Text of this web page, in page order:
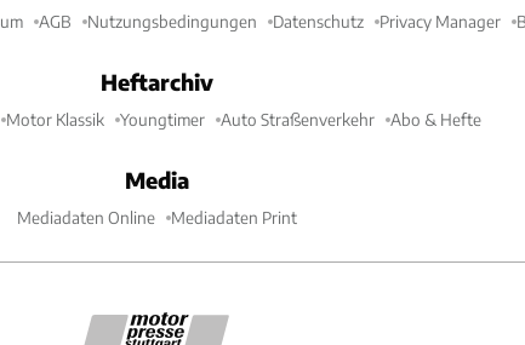
AGB Nutzungsbedingungen Datenschutz Privacy Manager
Heftarchiv
Motor Klassik Youngtimer Auto Straßenverkehr Abo & Hefte
Media
Mediadaten Online Mediadaten Print